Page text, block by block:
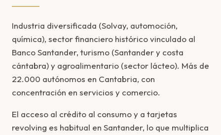
Industria diversificada (Solvay, automoción,
química), sector financiero histórico vinculado al
Banco Santander, turismo (Santander y costa
cántabra) y agroalimentario (sector lácteo). Más de
22.000 autónomos en Cantabria, con
concentración en servicios y comercio.
El acceso al crédito al consumo y a tarjetas
revolving es habitual en Santander, lo que multiplica